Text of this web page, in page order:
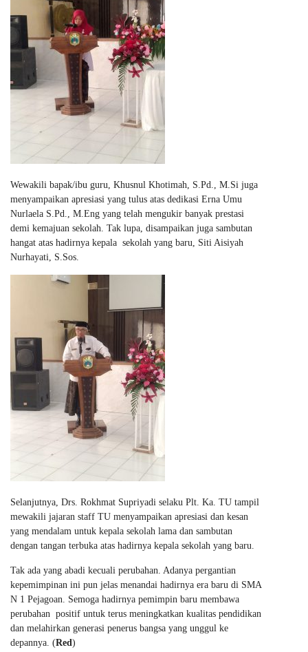
Wewakili bapak/ibu guru, Khusnul Khotimah, S.Pd., M.Si juga
menyampaikan apresiasi yang tulus atas dedikasi Erna Umu
Nurlaela S.Pd., M.Eng yang telah mengukir banyak prestasi
demi kemajuan sekolah. Tak lupa, disampaikan juga sambutan
hangat atas hadirnya kepala sekolah yang baru, Siti Aisiyah
Nurhayati, S.Sos.
Selanjutnya, Drs. Rokhmat Supriyadi selaku Plt. Ka. TU tampil
mewakili jajaran staff TU menyampaikan apresiasi dan kesan
yang mendalam untuk kepala sekolah lama dan sambutan
dengan tangan terbuka atas hadirnya kepala sekolah yang baru.
Tak ada yang abadi kecuali perubahan. Adanya pergantian
kepemimpinan ini pun jelas menandai hadirnya era baru di SMA
N 1 Pejagoan. Semoga hadirnya pemimpin baru membawa
perubahan positif untuk terus meningkatkan kualitas pendidikan
dan melahirkan generasi penerus bangsa yang unggul ke
depannya. (Red )